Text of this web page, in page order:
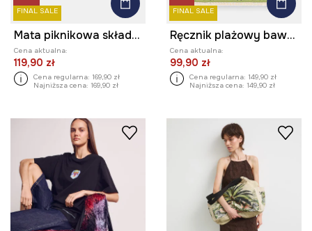
FINAL SALE
Mata piknikowa składana w banany
Cena aktualna:
119,90 zł
Cena regularna: 169,90 zł
Najniższa cena: 169,90 zł
FINAL SALE
Ręcznik plażowy bawełniany
Cena aktualna:
99,90 zł
Cena regularna: 149,90 zł
Najniższa cena: 149,90 zł